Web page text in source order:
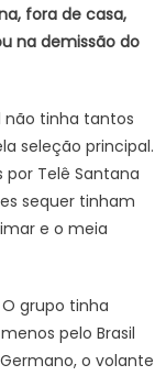
fora de casa,
na demissão do
não tinha tantos
seleção principal.
por Telê Santana
sequer tinham
e o meia
grupo tinha
pelo Brasil
o volante